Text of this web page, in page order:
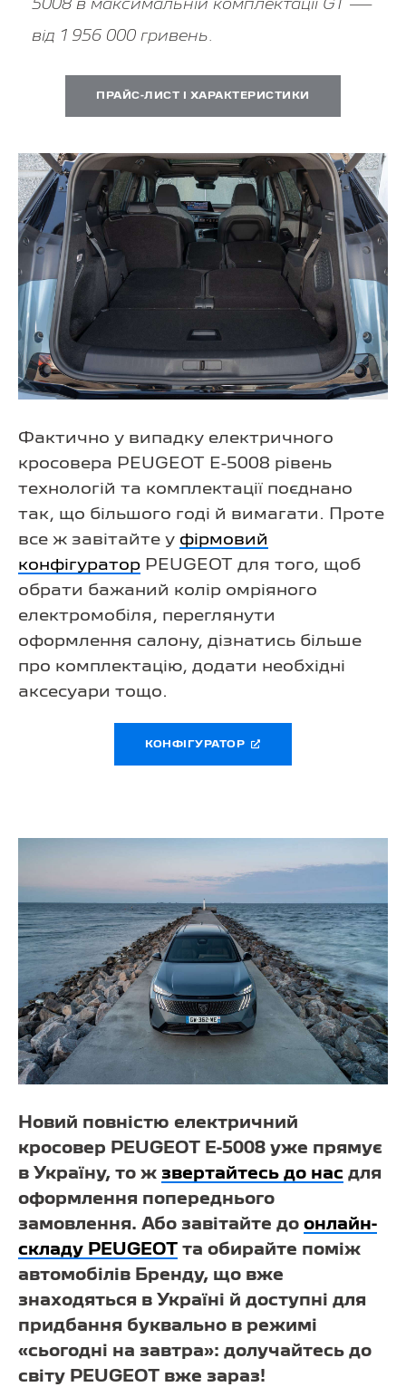
5008 в максимальній комплектації GT —
від 1 956 000 гривень.
ПРАЙС-ЛИСТ І ХАРАКТЕРИСТИКИ
Фактично у випадку електричного
кросовера PEUGEOT E-5008 рівень
технологій та комплектації поєднано
так, що більшого годі й вимагати. Проте
все ж завітайте у фірмовий
конфігуратор PEUGEOT для того, щоб
обрати бажаний колір омріяного
електромобіля, переглянути
оформлення салону, дізнатись більше
про комплектацію, додати необхідні
аксесуари тощо.
КОНФІГУРАТОР
Новий повністю електричний
кросовер PEUGEOT E-5008 уже прямує
в Україну, то ж звертайтесь до нас для
оформлення попереднього
замовлення. Або завітайте до онлайн-
складу PEUGEOT та обирайте поміж
автомобілів Бренду, що вже
знаходяться в Україні й доступні для
придбання буквально в режимі
«сьогодні на завтра»: долучайтесь до
світу PEUGEOT вже зараз!